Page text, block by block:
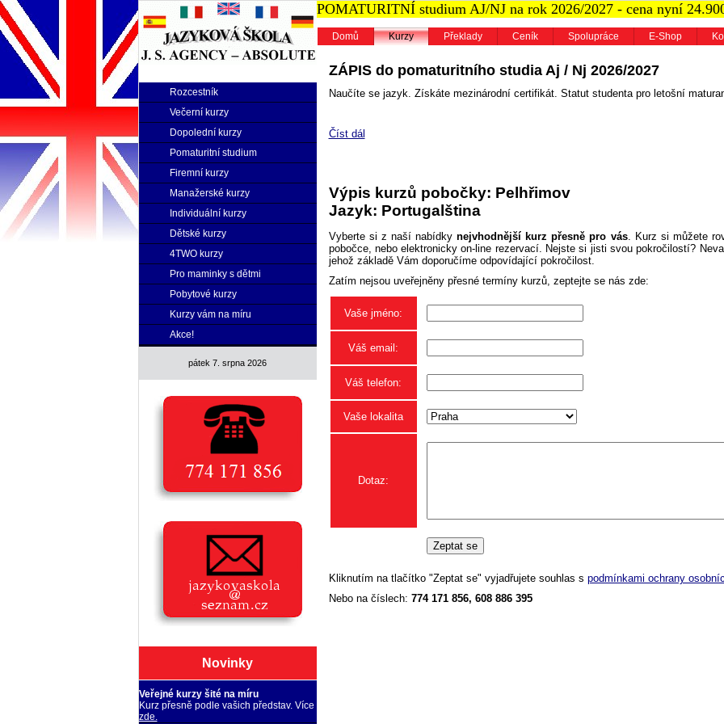
Rozcestník
Večerní kurzy
Dopolední kurzy
Pomaturitní studium
Firemní kurzy
Manažerské kurzy
Individuální kurzy
Dětské kurzy
4TWO kurzy
Pro maminky s dětmi
Pobytové kurzy
Kurzy vám na míru
Akce!
pátek 7. srpna 2026
Novinky
Veřejné kurzy šité na míru
Kurz přesně podle vašich představ. Více
zde.
POMATURITNÍ studium AJ/NJ na rok 2026/2027 - cena nyní
Domů Kurzy Překlady Ceník Spolupráce E-Shop
ZÁPIS do pomaturitního studia Aj / Nj 2026/2027
Naučíte se jazyk. Získáte mezinárodní certifikát. Statut studenta pro letošní
Číst dál
Výpis kurzů pobočky: Pelhřimov
Jazyk: Portugalština
Vyberte si z naší nabídkynejvhodnější kurz přesně pro vás. Kurz si můžete
pobočce, nebo elektronicky on-line rezervací. Nejste si jisti svou pokročilostí?
jehož základě Vám doporučíme odpovídající pokročilost.
Zatím nejsou uveřejněny přesné termíny kurzů, zeptejte se nás zde:
Vaše jméno:
Váš email:
Váš telefon:
Vaše lokalita
Dotaz:
Kliknutím na tlačítko "Zeptat se" vyjadřujete souhlas s podmínkami ochrany
Nebo na číslech: 774 171 856, 608 886 395